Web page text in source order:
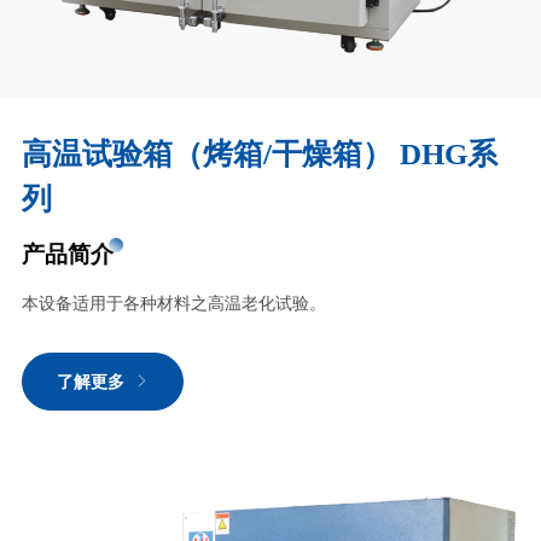
高温试验箱（烤箱/干燥箱） DHG系
列
产品简介
本设备适用于各种材料之高温老化试验。
了解更多